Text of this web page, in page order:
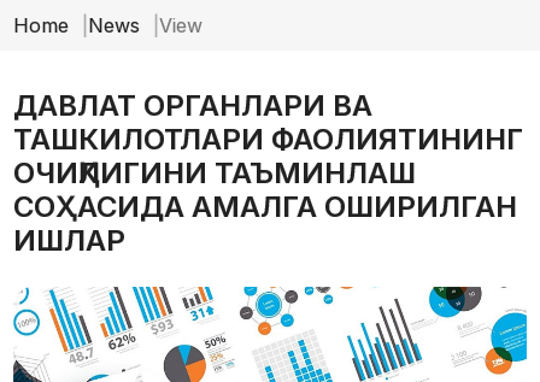
Home News View
ДАВЛАТ ОРГАНЛАРИ ВА
ТАШКИЛОТЛАРИ ФАОЛИЯТИНИНГ
ОЧИҚЛИГИНИ ТАЪМИНЛАШ
СОҲАСИДА АМАЛГА ОШИРИЛГАН
ИШЛАР